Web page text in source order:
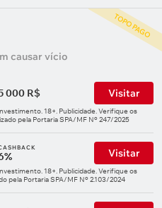
TOPO PAGO
causar vício
000 R$ Visitar
18+. Publicidade. Verifique os
pela Portaria SPA/MF Nº 247/2025
Visitar
18+. Publicidade. Verifique os
pela Portaria SPA/MF Nº 2.103/2024